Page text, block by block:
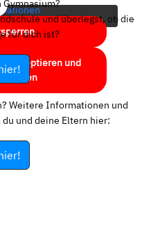
akzeptieren und
Gymnasium?
und überlegst, ob die
für dich ist?
Weitere Informationen und
und deine Eltern hier: